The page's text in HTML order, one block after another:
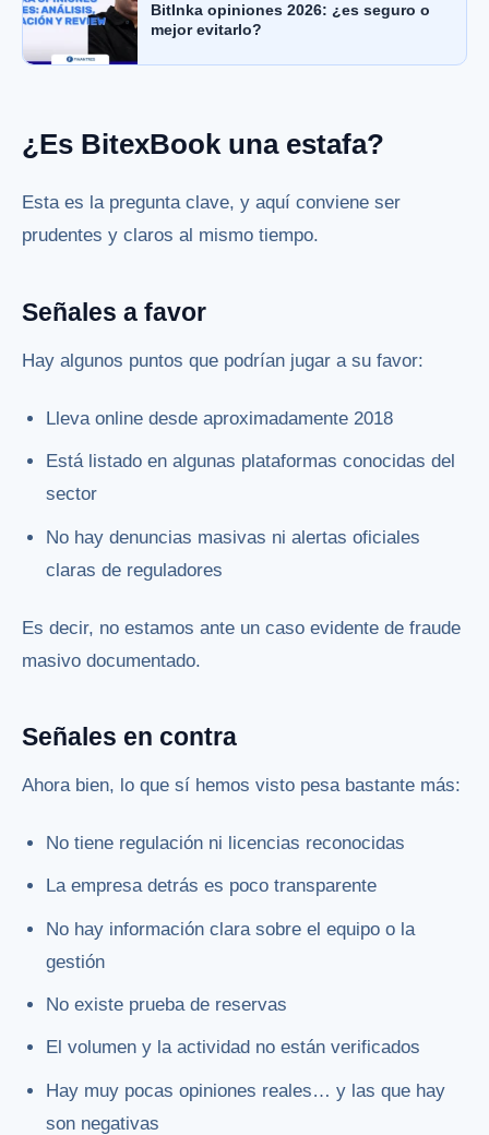
BitInka opiniones 2026: ¿es seguro o
mejor evitarlo?
¿Es BitexBook una estafa?
Esta es la pregunta clave, y aquí conviene ser
prudentes y claros al mismo tiempo.
Señales a favor
Hay algunos puntos que podrían jugar a su favor:
Lleva online desde aproximadamente 2018
Está listado en algunas plataformas conocidas del
sector
No hay denuncias masivas ni alertas oficiales
claras de reguladores
Es decir, no estamos ante un caso evidente de fraude
masivo documentado.
Señales en contra
Ahora bien, lo que sí hemos visto pesa bastante más:
No tiene regulación ni licencias reconocidas
La empresa detrás es poco transparente
No hay información clara sobre el equipo o la
gestión
No existe prueba de reservas
El volumen y la actividad no están verificados
Hay muy pocas opiniones reales… y las que hay
son negativas